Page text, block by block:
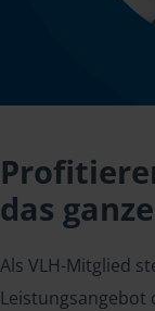
das
Als VLH-Mitglied
Leistungsangebot